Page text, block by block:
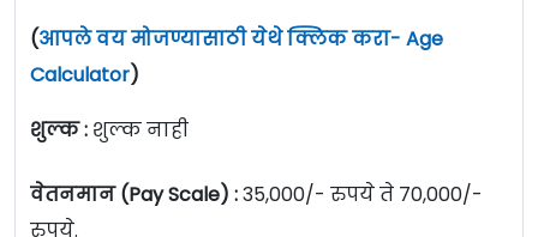
(आपले वय मोजण्यासाठी येथे क्लिक करा- Age
Calculator)
शुल्क : शुल्क नाही
वेतनमान (Pay Scale) :35,000/- रुपये ते 70,000/-
रुपये.